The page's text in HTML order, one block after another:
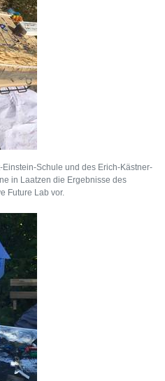
Schule und des Erich-Kästner-
in Laatzen die Ergebnisse des
Future Lab vor.